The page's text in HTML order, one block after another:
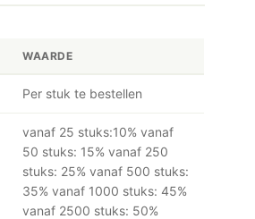
WAARDE
Per stuk te bestellen
vanaf 25 stuks:10% vanaf
50 stuks: 15% vanaf 250
stuks: 25% vanaf 500 stuks:
35% vanaf 1000 stuks: 45%
vanaf 2500 stuks: 50%